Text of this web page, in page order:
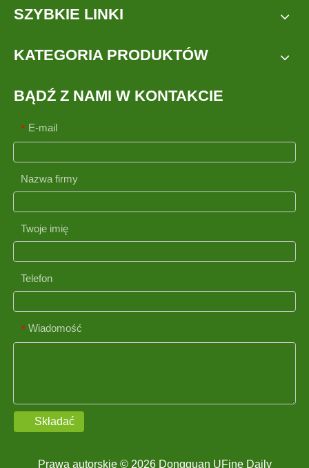
SZYBKIE LINKI
KATEGORIA PRODUKTÓW
BĄDŹ Z NAMI W KONTAKCIE
* E-mail
Nazwa firmy
Twoje imię
Telefon
* Wiadomość
Składać
Prawa autorskie © 2026 Dongguan UFine Daily